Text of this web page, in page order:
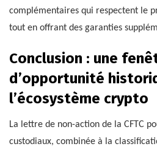
complémentaires qui respectent le
tout en offrant des garanties
Conclusion : une
d’opportunité
l’écosystème crypto
La lettre de non-action de la CFTC
custodiaux, combinée à la